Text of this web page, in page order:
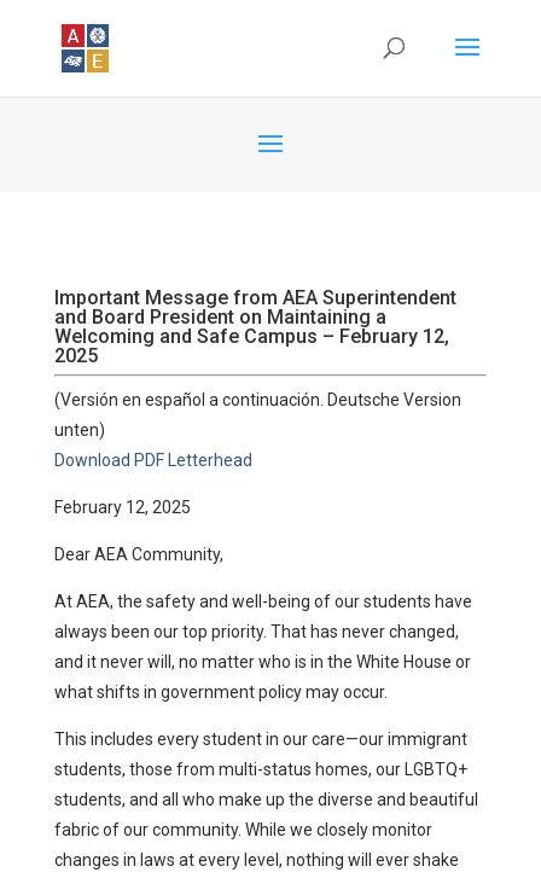
Important Message from AEA Superintendent
and Board President on Maintaining a
Welcoming and Safe Campus – February 12,
2025
(Versión en español a continuación. Deutsche Version
unten)
Download PDF Letterhead
February 12, 2025
Dear AEA Community,
At AEA, the safety and well-being of our students have
always been our top priority. That has never changed,
and it never will, no matter who is in the White House or
what shifts in government policy may occur.
This includes every student in our care—our immigrant
students, those from multi-status homes, our LGBTQ+
students, and all who make up the diverse and beautiful
fabric of our community. While we closely monitor
changes in laws at every level, nothing will ever shake